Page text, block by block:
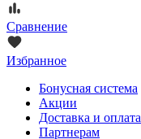
Сравнение
Избранное
Бонусная система
Акции
Доставка и оплата
Партнерам